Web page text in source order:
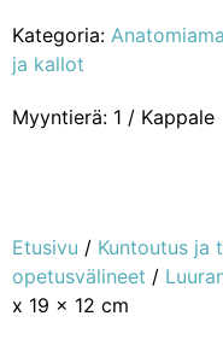
Kategoria:
ja kallot
Myyntierä: 1 / Kappale
Etusivu / Kuntoutus ja
opetusvälineet /
x 19 x 12 cm